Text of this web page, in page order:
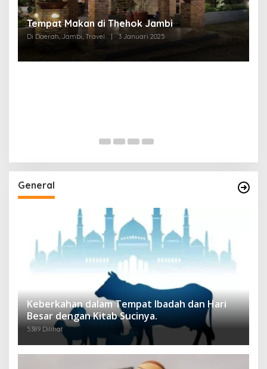
Tempat Makan di Thehok Jambi
Di Daerah, Jambi, Travel 3 Januari 2025
General
Keberkahan dalam Tempat Ibadah dan Hari
Besar dengan Kitab Sucinya.
5389 Dilihat